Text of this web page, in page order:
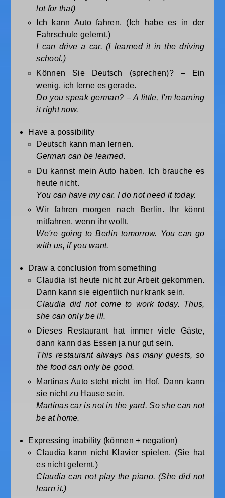
lot for that)
Ich kann Auto fahren. (Ich habe es in der
Fahrschule gelernt.)
I can drive a car. (I learned it in the driving
school.)
Können Sie Deutsch (sprechen)? – Ein
wenig, ich lerne es gerade.
Do you speak german? – A little, I'm learning
it right now.
Have a possibility
Deutsch kann man lernen.
German can be learned.
Du kannst mein Auto haben. Ich brauche es
heute nicht.
You can have my car. I do not need it today.
Wir fahren morgen nach Berlin. Ihr könnt
mitfahren, wenn ihr wollt.
We're going to Berlin tomorrow. You can go
with us, if you want.
Draw a conclusion from something
Claudia ist heute nicht zur Arbeit gekommen.
Dann kann sie eigentlich nur krank sein.
Claudia did not come to work today. Thus,
she can only be ill.
Dieses Restaurant hat immer viele Gäste,
dann kann das Essen ja nur gut sein.
This restaurant always has many guests, so
the food can only be good.
Martinas Auto steht nicht im Hof. Dann kann
sie nicht zu Hause sein.
Martinas car is not in the yard. So she can not
be at home.
Expressing inability (können + negation)
Claudia kann nicht Klavier spielen. (Sie hat
es nicht gelernt.)
Claudia can not play the piano. (She did not
learn it.)